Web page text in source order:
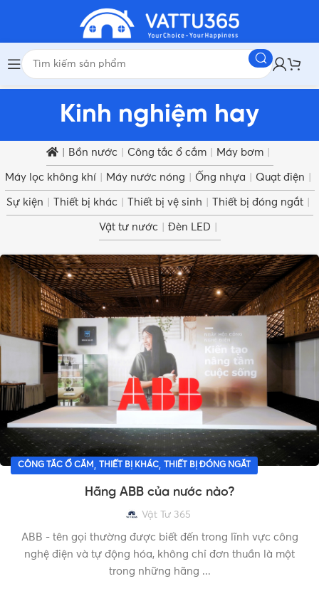
Kinh nghiệm hay
Bồn nước Công tắc ổ cắm Máy bơm
Máy lọc không khí Máy nước nóng Ống nhựa Quạt điện
Sự kiện Thiết bị khác Thiết bị vệ sinh Thiết bị đóng ngắt
Vật tư nước Đèn LED
CÔNG TẮC Ổ CẮM, THIẾT BỊ KHÁC, THIẾT BỊ ĐÓNG NGẮT
Hãng ABB của nước nào?
Vật Tư 365
ABB - tên gọi thường được biết đến trong lĩnh vực công
nghệ điện và tự động hóa, không chỉ đơn thuần là một
trong những hãng ...